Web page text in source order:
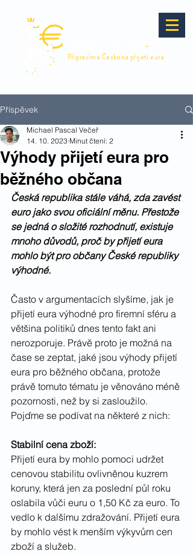
. eu
Připravíme Česko na přijetí eura
Příspěvek
Výhody přijetí eura pro
běžného občana
Michael Pascal Večeř
14. 10. 2023 Minut čtení: 2
Česká republika stále váhá, zda zavést
euro jako svou oficiální měnu. Přestože
se jedná o složité rozhodnutí, existuje
mnoho důvodů, proč by přijetí eura
mohlo být pro občany České republiky
výhodné.
Často v argumentacích slyšíme, jak je
přijetí eura výhodné pro firemní sféru a
většina politiků dnes tento fakt ani
nerozporuje. Právě proto je možná na
čase se zeptat, jaké jsou výhody přijetí
eura pro běžného občana, protože
právě tomuto tématu je věnováno méně
pozornosti, než by si zasloužilo.
Pojďme se podívat na některé z nich:
Stabilní cena zboží:
Přijetí eura by mohlo pomoci udržet
cenovou stabilitu ovlivněnou kuzrem
koruny, která jen za poslední půl roku
oslabila vůči euru o 1,50 Kč za euro. To
vedlo k dalšímu zdražování. Přijetí eura
by mohlo vést k menším výkyvům cen
zboží a služeb.